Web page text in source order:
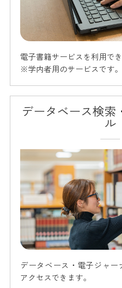
電子書籍サービスを利用でき
※学内者用のサービスです。
データベース検索
ル
データベース・電子ジャー
アクセスできます。